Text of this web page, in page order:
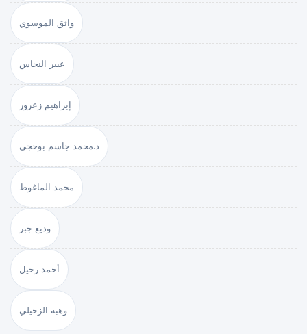
واثق الموسوي
عبير النحاس
إبراهيم زعرور
د.محمد جاسم بوحجي
محمد الماغوط
وديع جبر
أحمد رحيل
وهبة الزحيلي